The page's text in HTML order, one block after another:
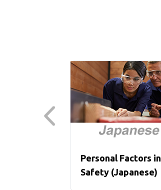
Personal Factors in
Safety (Japanese)